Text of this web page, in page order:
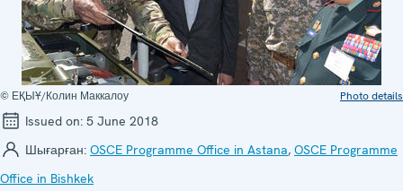
© ЕҚЫҰ/Колин Маккалоу Photo details
Issued on: 5 June 2018
Шығарған: OSCE Programme Office in Astana, OSCE Programme
Office in Bishkek